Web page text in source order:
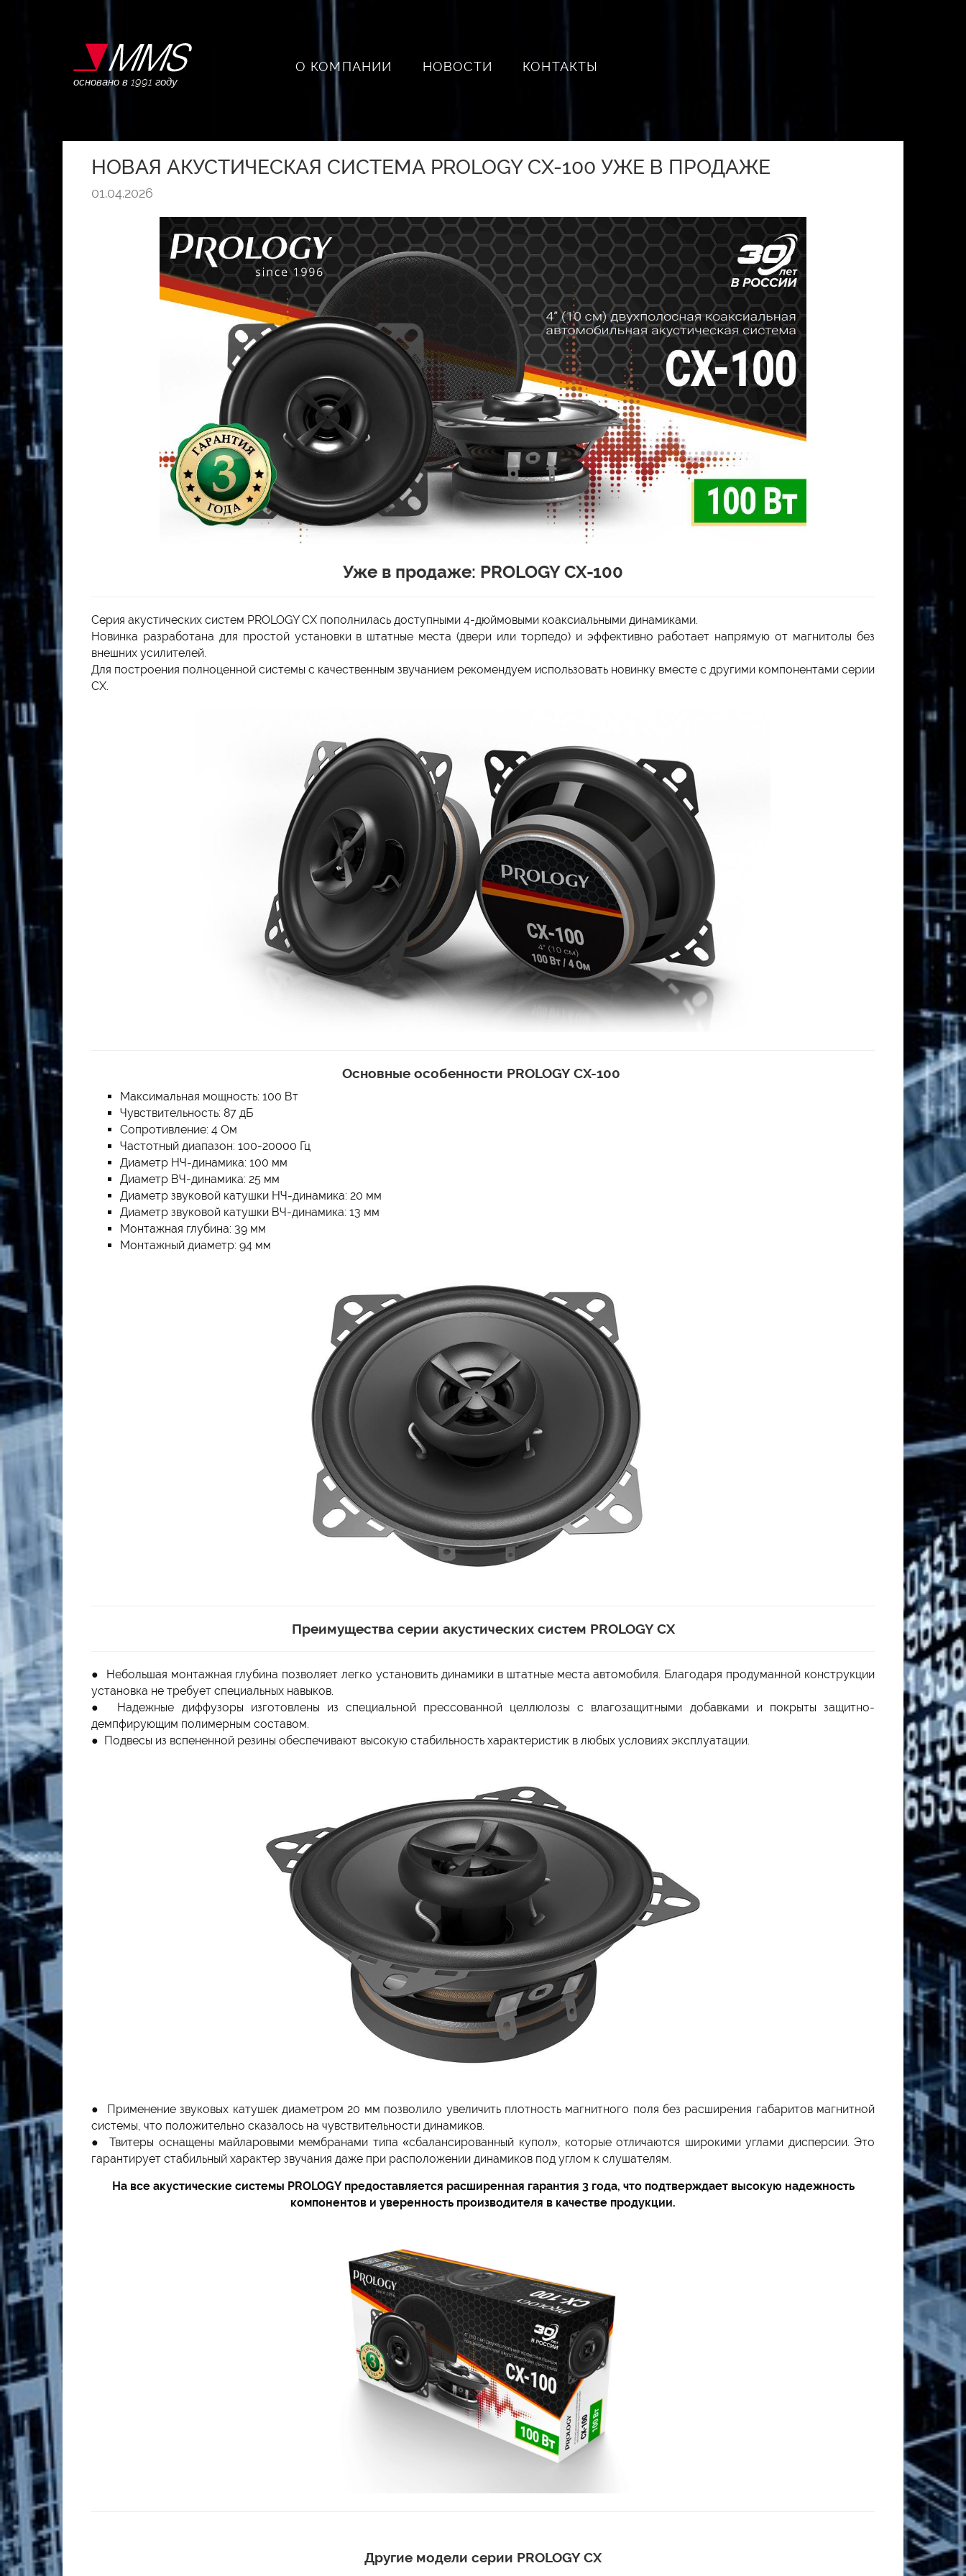
основано в 1991 году
О КОМПАНИИ НОВОСТИ КОНТАКТЫ
НОВАЯ АКУСТИЧЕСКАЯ СИСТЕМА PROLOGY CX-100 УЖЕ В ПРОДАЖЕ
01.04.2026
Уже в продаже: PROLOGY CX-100
Серия акустических систем PROLOGY CX пополнилась доступными 4-дюймовыми коаксиальными динамиками.
Новинка разработана для простой установки в штатные места (двери или торпедо) и эффективно работает напрямую от магнитолы без
внешних усилителей.
Для построения полноценной системы с качественным звучанием рекомендуем использовать новинку вместе с другими компонентами серии
CX.
Основные особенности PROLOGY CX-100
Максимальная мощность: 100 Вт
Чувствительность: 87 дБ
Сопротивление: 4 Ом
Частотный диапазон: 100-20000 Гц
Диаметр НЧ-динамика: 100 мм
Диаметр ВЧ-динамика: 25 мм
Диаметр звуковой катушки НЧ-динамика: 20 мм
Диаметр звуковой катушки ВЧ-динамика: 13 мм
Монтажная глубина: 39 мм
Монтажный диаметр: 94 мм
Преимущества серии акустических систем PROLOGY CX
● Небольшая монтажная глубина позволяет легко установить динамики в штатные места автомобиля. Благодаря продуманной конструкции
установка не требует специальных навыков.
● Надежные диффузоры изготовлены из специальной прессованной целлюлозы с влагозащитными добавками и покрыты защитно-
демпфирующим полимерным составом.
● Подвесы из вспененной резины обеспечивают высокую стабильность характеристик в любых условиях эксплуатации.
● Применение звуковых катушек диаметром 20 мм позволило увеличить плотность магнитного поля без расширения габаритов магнитной
системы, что положительно сказалось на чувствительности динамиков.
● Твитеры оснащены майларовыми мембранами типа «сбалансированный купол», которые отличаются широкими углами дисперсии. Это
гарантирует стабильный характер звучания даже при расположении динамиков под углом к слушателям.
На все акустические системы PROLOGY предоставляется расширенная гарантия 3 года, что подтверждает высокую надежность
компонентов и уверенность производителя в качестве продукции.
Другие модели серии PROLOGY CX